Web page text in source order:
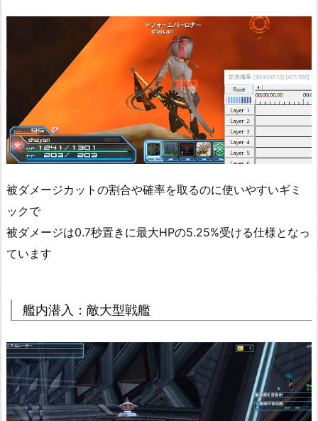
被ダメージカットの割合や確率を取るのに使いやすいギミ
ックで
被ダメージは0.7秒置きに最大HPの5.25%受ける仕様となっ
ています
艦内潜入：敵大型戦艦